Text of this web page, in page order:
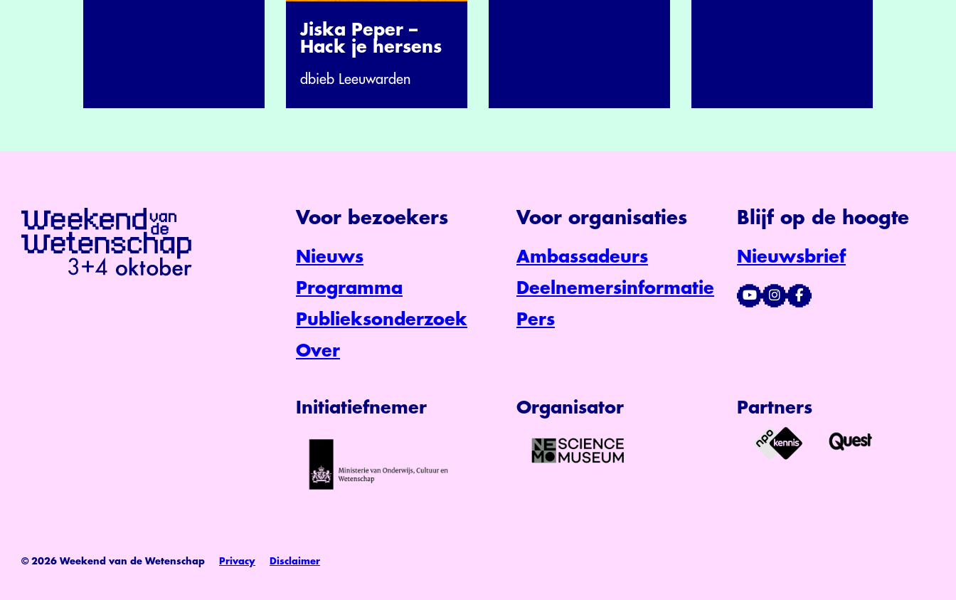
Jiska Peper –
Hack je hersens
dbieb Leeuwarden
Voor bezoekers
Nieuws
Programma
Publieksonderzoek
Over
Voor organisaties
Ambassadeurs
Deelnemersinformatie
Pers
Blijf op de hoogte
Nieuwsbrief
Initiatiefnemer Organisator Partners
© 2026 Weekend van de Wetenschap Privacy Disclaimer